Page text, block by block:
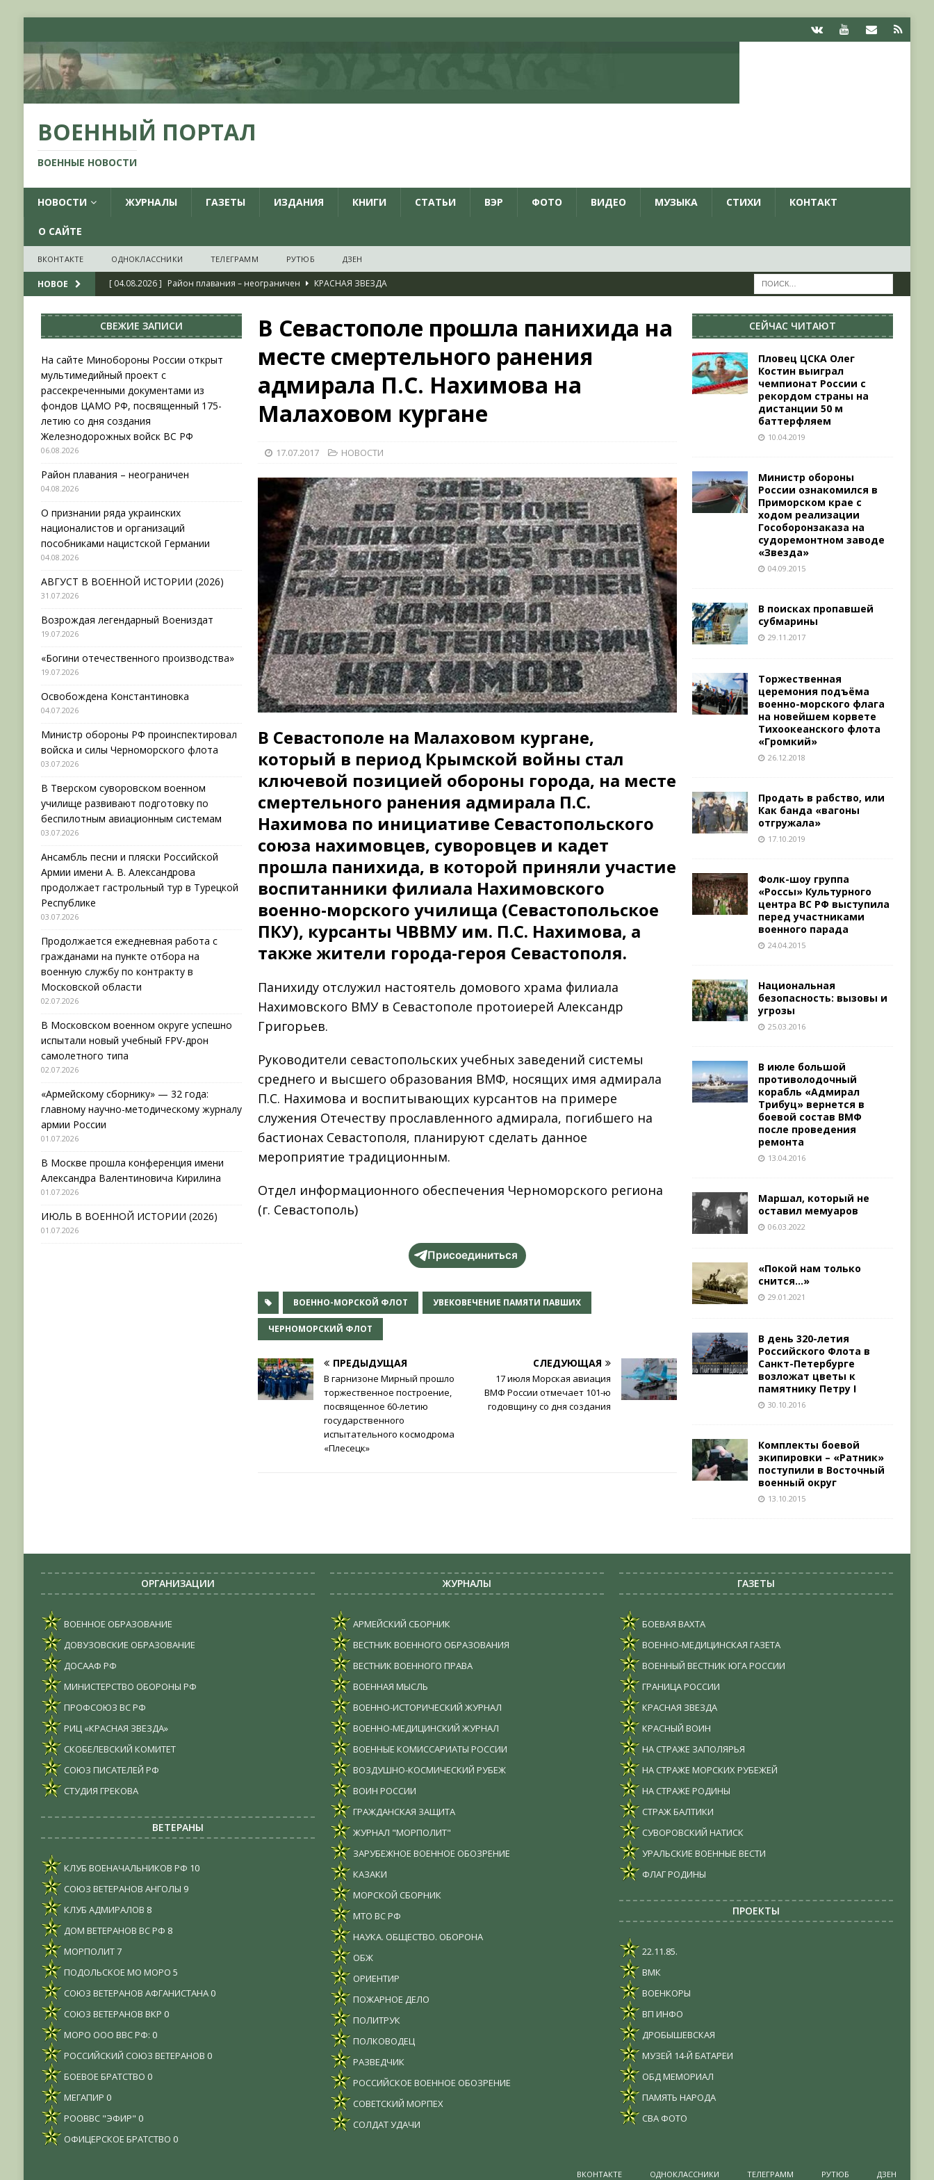
ВОЕННЫЙ ПОРТАЛ
ВОЕННЫЕ НОВОСТИ
НОВОСТИ ЖУРНАЛЫ ГАЗЕТЫ ИЗДАНИЯ КНИГИ СТАТЬИ ВЭР ФОТО ВИДЕО МУЗЫКА СТИХИ КОНТАКТ
О САЙТЕ
ВКОНТАКТЕ ОДНОКЛАССНИКИ ТЕЛЕГРАММ РУТЮБ ДЗЕН
НОВОЕ [ 04.08.2026 ] Район плавания – неограничен
КРАСНАЯ ЗВЕЗДА
НОВОСТИ
[ 31.07.2026 ]
АВГУСТ В ВОЕННОЙ ИСТОРИИ (2026)
ВОЕННО-ИСТОРИЧЕСКИЙ ЖУРНАЛ
[ 19.07.2026 ]
[ 06.08.2026 ] На сайте Минобороны России открыт мультимедийный проект с рассекреченными документами из
фондов ЦАМО РФ, посвященный 175-летию со дня создания Железнодорожных войск ВС РФ
В Севастополе прошла панихида на
месте смертельного ранения
адмирала П.С. Нахимова на
Малаховом кургане
17.07.2017 НОВОСТИ
В Севастополе на Малаховом кургане,
который в период Крымской войны стал
ключевой позицией обороны города, на месте
смертельного ранения адмирала П.С.
Нахимова по инициативе Севастопольского
союза нахимовцев, суворовцев и кадет
прошла панихида, в которой приняли участие
воспитанники филиала Нахимовского
военно-морского училища (Севастопольское
ПКУ), курсанты ЧВВМУ им. П.С. Нахимова, а
также жители города-героя Севастополя.
Панихиду отслужил настоятель домового храма филиала
Нахимовского ВМУ в Севастополе протоиерей Александр
Григорьев.
Руководители севастопольских учебных заведений системы
среднего и высшего образования ВМФ, носящих имя адмирала
П.С. Нахимова и воспитывающих курсантов на примере
служения Отечеству прославленного адмирала, погибшего на
бастионах Севастополя, планируют сделать данное
мероприятие традиционным.
Отдел информационного обеспечения Черноморского региона
(г. Севастополь)
Присоединиться
ВОЕННО-МОРСКОЙ ФЛОТ УВЕКОВЕЧЕНИЕ ПАМЯТИ ПАВШИХ
ЧЕРНОМОРСКИЙ ФЛОТ
ПРЕДЫДУЩАЯ
В гарнизоне Мирный прошло
торжественное построение,
посвященное 60-летию
государственного
испытательного космодрома
«Плесецк»
СЛЕДУЮЩАЯ
17 июля Морская авиация
ВМФ России отмечает 101-ю
годовщину со дня создания
СВЕЖИЕ ЗАПИСИ
На сайте Минобороны России открыт
мультимедийный проект с
рассекреченными документами из
фондов ЦАМО РФ, посвященный 175-
летию со дня создания
Железнодорожных войск ВС РФ
06.08.2026
Район плавания – неограничен
04.08.2026
О признании ряда украинских
националистов и организаций
пособниками нацистской Германии
04.08.2026
АВГУСТ В ВОЕННОЙ ИСТОРИИ (2026)
31.07.2026
Возрождая легендарный Воениздат
19.07.2026
«Богини отечественного производства»
19.07.2026
Освобождена Константиновка
04.07.2026
Министр обороны РФ проинспектировал
войска и силы Черноморского флота
03.07.2026
В Тверском суворовском военном
училище развивают подготовку по
беспилотным авиационным системам
03.07.2026
Ансамбль песни и пляски Российской
Армии имени А. В. Александрова
продолжает гастрольный тур в Турецкой
Республике
03.07.2026
Продолжается ежедневная работа с
гражданами на пункте отбора на
военную службу по контракту в
Московской области
02.07.2026
В Московском военном округе успешно
испытали новый учебный FPV-дрон
самолетного типа
02.07.2026
«Армейскому сборнику» — 32 года:
главному научно-методическому журналу
армии России
01.07.2026
В Москве прошла конференция имени
Александра Валентиновича Кирилина
01.07.2026
ИЮЛЬ В ВОЕННОЙ ИСТОРИИ (2026)
01.07.2026
СЕЙЧАС ЧИТАЮТ
Пловец ЦСКА Олег
Костин выиграл
чемпионат России с
рекордом страны на
дистанции 50 м
баттерфляем
10.04.2019
Министр обороны
России ознакомился в
Приморском крае с
ходом реализации
Гособоронзаказа на
судоремонтном заводе
«Звезда»
04.09.2015
В поисках пропавшей
субмарины
29.11.2017
Торжественная
церемония подъёма
военно-морского флага
на новейшем корвете
Тихоокеанского флота
«Громкий»
26.12.2018
Продать в рабство, или
Как банда «вагоны
отгружала»
17.10.2019
Фолк-шоу группа
«Россы» Культурного
центра ВС РФ выступила
перед участниками
военного парада
24.04.2015
Национальная
безопасность: вызовы и
угрозы
25.03.2016
В июле большой
противолодочный
корабль «Адмирал
Трибуц» вернется в
боевой состав ВМФ
после проведения
ремонта
13.04.2016
Маршал, который не
оставил мемуаров
06.03.2022
«Покой нам только
снится…»
29.01.2021
В день 320-летия
Российского Флота в
Санкт-Петербурге
возложат цветы к
памятнику Петру I
30.10.2016
Комплекты боевой
экипировки – «Ратник»
поступили в Восточный
военный округ
13.10.2015
ОРГАНИЗАЦИИ
ВОЕННОЕ ОБРАЗОВАНИЕ
ДОВУЗОВСКИЕ ОБРАЗОВАНИЕ
ДОСААФ РФ
МИНИСТЕРСТВО ОБОРОНЫ РФ
ПРОФСОЮЗ ВС РФ
РИЦ «КРАСНАЯ ЗВЕЗДА»
СКОБЕЛЕВСКИЙ КОМИТЕТ
СОЮЗ ПИСАТЕЛЕЙ РФ
СТУДИЯ ГРЕКОВА
ВЕТЕРАНЫ
КЛУБ ВОЕНАЧАЛЬНИКОВ РФ 10
СОЮЗ ВЕТЕРАНОВ АНГОЛЫ 9
КЛУБ АДМИРАЛОВ 8
ДОМ ВЕТЕРАНОВ ВС РФ 8
МОРПОЛИТ7
ПОДОЛЬСКОЕ МО МОРО 5
СОЮЗ ВЕТЕРАНОВ АФГАНИСТАНА0
СОЮЗ ВЕТЕРАНОВ ВКР 0
МОРО ООО ВВС РФ: 0
РОССИЙСКИЙ СОЮЗ ВЕТЕРАНОВ 0
БОЕВОЕ БРАТСТВО 0
МЕГАПИР 0
РООВВС "ЭФИР" 0
ОФИЦЕРСКОЕ БРАТСТВО 0
ЖУРНАЛЫ
АРМЕЙСКИЙ СБОРНИК
ВЕСТНИК ВОЕННОГО ОБРАЗОВАНИЯ
ВЕСТНИК ВОЕННОГО ПРАВА
ВОЕННАЯ МЫСЛЬ
ВОЕННО-ИСТОРИЧЕСКИЙ ЖУРНАЛ
ВОЕННО-МЕДИЦИНСКИЙ ЖУРНАЛ
ВОЕННЫЕ КОМИССАРИАТЫ РОССИИ
ВОЗДУШНО-КОСМИЧЕСКИЙ РУБЕЖ
ВОИН РОССИИ
ГРАЖДАНСКАЯ ЗАЩИТА
ЖУРНАЛ "МОРПОЛИТ"
ЗАРУБЕЖНОЕ ВОЕННОЕ ОБОЗРЕНИЕ
КАЗАКИ
МОРСКОЙ СБОРНИК
МТО ВС РФ
НАУКА. ОБЩЕСТВО. ОБОРОНА
ОБЖ
ОРИЕНТИР
ПОЖАРНОЕ ДЕЛО
ПОЛИТРУК
ПОЛКОВОДЕЦ
РАЗВЕДЧИК
РОССИЙСКОЕ ВОЕННОЕ ОБОЗРЕНИЕ
СОВЕТСКИЙ МОРПЕХ
СОЛДАТ УДАЧИ
ГАЗЕТЫ
БОЕВАЯ ВАХТА
ВОЕННО-МЕДИЦИНСКАЯ ГАЗЕТА
ВОЕННЫЙ ВЕСТНИК ЮГА РОССИИ
ГРАНИЦА РОССИИ
КРАСНАЯ ЗВЕЗДА
КРАСНЫЙ ВОИН
НА СТРАЖЕ ЗАПОЛЯРЬЯ
НА СТРАЖЕ МОРСКИХ РУБЕЖЕЙ
НА СТРАЖЕ РОДИНЫ
СТРАЖ БАЛТИКИ
СУВОРОВСКИЙ НАТИСК
УРАЛЬСКИЕ ВОЕННЫЕ ВЕСТИ
ФЛАГ РОДИНЫ
ПРОЕКТЫ
22.11.85.
ВМК
ВОЕНКОРЫ
ВП ИНФО
ДРОБЫШЕВСКАЯ
МУЗЕЙ 14-Й БАТАРЕИ
ОБД МЕМОРИАЛ
ПАМЯТЬ НАРОДА
СВА ФОТО
ВКОНТАКТЕ ОДНОКЛАССНИКИ ТЕЛЕГРАММ РУТЮБ ДЗЕН